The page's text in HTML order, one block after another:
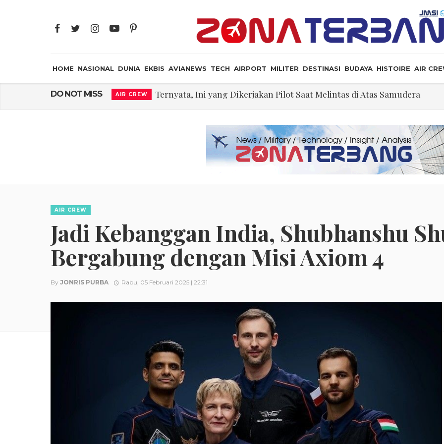
HOME NASIONAL DUNIA EKBIS AVIANEWS TECH AIRPORT MILITER DESTINASI BUDAYA HISTOIRE AIR
DO NOT MISS AIR CREW Ternyata, Ini yang Dikerjakan Pilot Saat Melintas di Atas Samudera
Edy Mulyadi: Terlalu Lebay Narasi Nyawa Jenderal Listyo Hendak
Peluncuran Buku Sumitro, Mukit Hendrayatno Dorong Pengusaha
Iran: Jalur Alternatif Selat Hormuz Telah Disepakati
Begini Cara Kerja Kabin, Hingga Penumpang Bisa Nyaman Selama
AIR CREW
Jadi Kebanggan India, Shubhanshu
Bergabung dengan Misi Axiom 4
By JONRIS PURBA Rabu, 05 Februari 2025 | 22:31